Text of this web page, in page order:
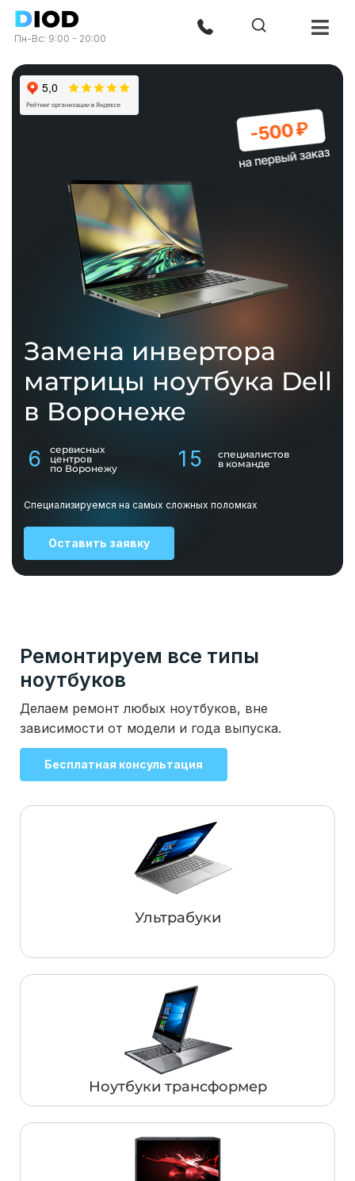
Пн-Вс: 9:00 - 20:00
Замена инвертора
матрицы ноутбука Dell
в Воронеже
6
сервисных
центров
по Воронежу
15
специалистов
в команде
Специализируемся на самых сложных поломках
Оставить заявку
Ремонтируем все типы
ноутбуков
Делаем ремонт любых ноутбуков, вне
зависимости от модели и года выпуска.
Бесплатная консультация
Ультрабуки
Ноутбуки трансформер